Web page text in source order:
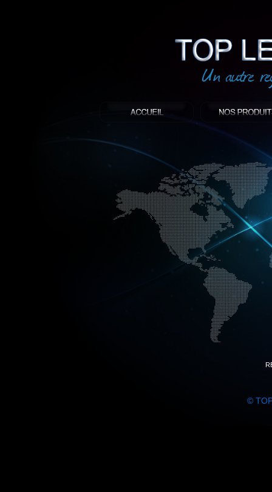
©
: Top led world
Produit décoratif led
Objet publicitaire led
éclairage blanc led
Enseigne publicitaire
Fabriquant et distributeur français
gamme à base de LED.
led, Topledworld, top led world, top
économie énergie, edf, lumière,